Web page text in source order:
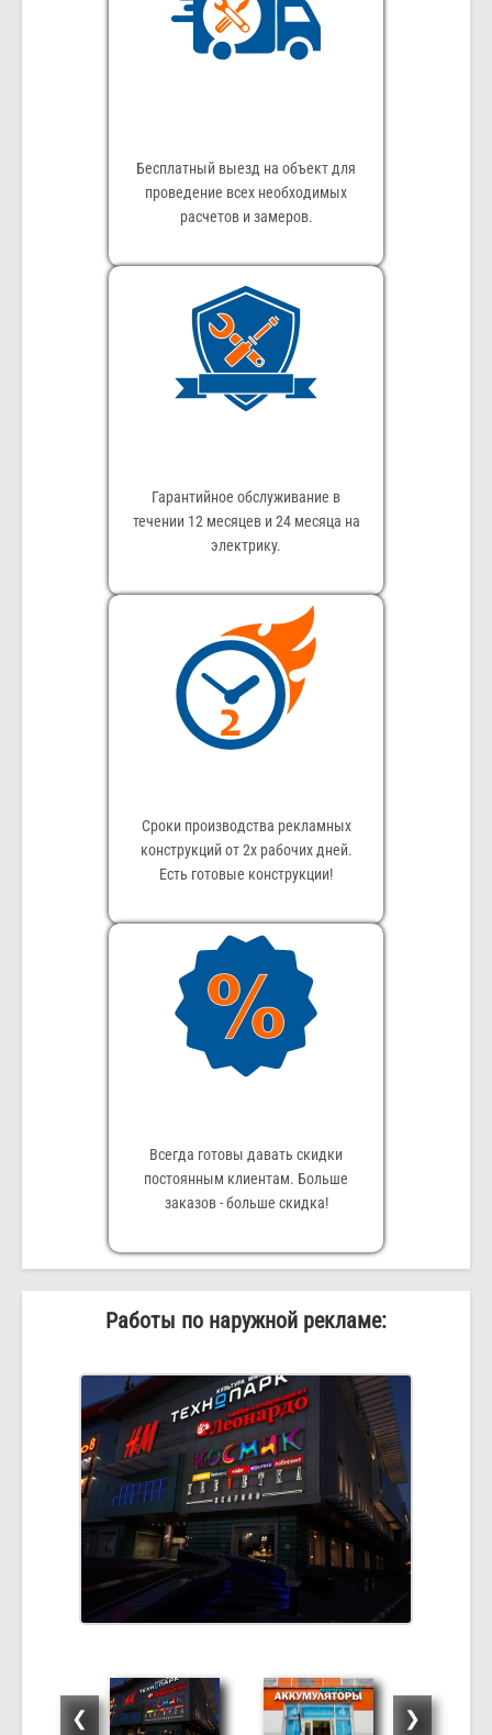
Бесплатный выезд на объект для
проведение всех необходимых
расчетов и замеров.
Гарантийное обслуживание в
течении 12 месяцев и 24 месяца на
электрику.
Сроки производства рекламных
конструкций от 2х рабочих дней.
Есть готовые конструкции!
Всегда готовы давать скидки
постоянным клиентам. Больше
заказов - больше скидка!
Работы по наружной рекламе:
❮ ❯